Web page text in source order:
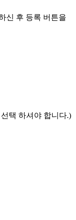
신 후 등록 버튼을
택 하셔야 합니다.)